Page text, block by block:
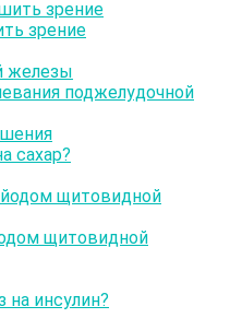
зрение
поджелудочной
сахар?
щитовидной
на инсулин?